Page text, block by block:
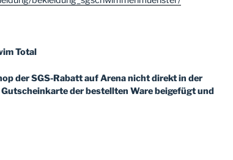
Total
der SGS-Rabatt auf Arena nicht direkt in der
der bestellten Ware beigefügt und